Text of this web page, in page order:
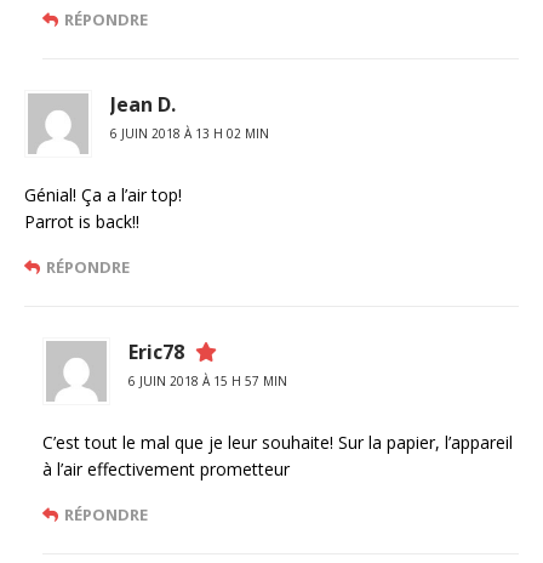
RÉPONDRE
Jean D.
6 JUIN 2018 À 13 H 02 MIN
Génial! Ça a l’air top!
Parrot is back!!
RÉPONDRE
Eric78
6 JUIN 2018 À 15 H 57 MIN
C’est tout le mal que je leur souhaite! Sur la papier, l’appareil
à l’air effectivement prometteur
RÉPONDRE